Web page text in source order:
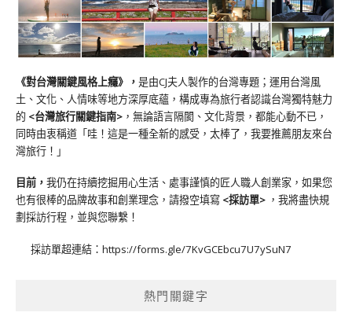
《對台灣關鍵風格上癮》 ， 是由CJ夫人製作的台灣專題；運用台灣風
土、文化、人情味等地方深厚底蘊，構成專為旅行者認識台灣獨特魅力
的 <台灣旅行關鍵指南> ，無論語言隔閡、文化背景，都能心動不已，
同時由衷稱道「哇！這是一種全新的感受，太棒了，我要推薦朋友來台
灣旅行！」
目前， 我仍在持續挖掘用心生活、處事謹慎的匠人職人創業家，如果您
也有很棒的品牌故事和創業理念，請撥空填寫 <採訪單> ，我將盡快規
劃採訪行程，並與您聯繫！
採訪單超連結： https://forms.gle/7KvGCEbcu7U7ySuN7
熱門關鍵字